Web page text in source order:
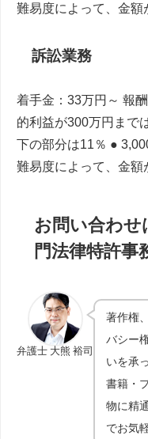
難易度によって、金額
訴訟業務
着手金：33万円～ 報
的利益が300万円まで
下の部分は11％ ●
難易度によって、金額
お問い合わせ
門法律特許事
弁護士 大熊 裕司
著作権
バシー
いを承
書籍・
物に精
でお気